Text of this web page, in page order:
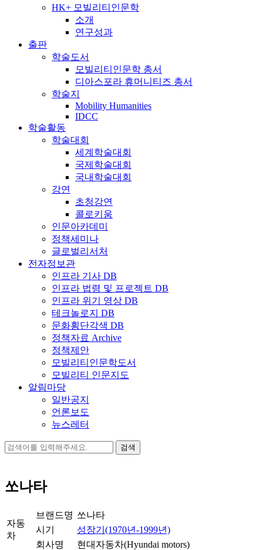
HK+ 모빌리티인문학
소개
연구성과
출판
학술도서
모빌리티인문학 총서
디아스포라 휴머니티즈 총서
학술지
Mobility Humanities
IDCC
학술활동
학술대회
세계학술대회
국제학술대회
국내학술대회
강연
초청강연
콜로키움
인문아카데미
정책세미나
글로벌리서처
전자정보관
인프라 기사 DB
인프라 법령 및 프로젝트 DB
인프라 위기 영상 DB
테크놀로지 DB
문화횡단각색 DB
정책자료 Archive
정책제안
모빌리티인문학도서
모빌리티 인문지도
알림마당
일반공지
언론보도
뉴스레터
검
쏘나타
자동
차
브랜드명 쏘나타
시기
성장기(1970년-1999년)
회사명
현대자동차(Hyundai motors)